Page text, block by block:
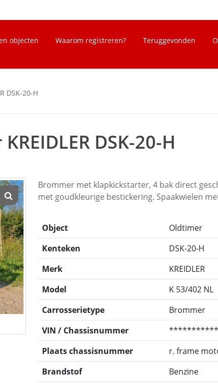
objecten Waarom registreren? Teruggevonden
DSK-20-H
DSK-20-H
Brommer met klapkickstarter, 4 bak direct
met goudkleurige bestickering. Spaakwielen
Object
Oldtimer
Kenteken
DSK-20-H
Merk
KREIDLER
Model
K 53/402 NL
Carrosserietype
Brommer
VIN / Chassisnummer
Plaats chassisnummer
r. frame
Brandstof
Benzine